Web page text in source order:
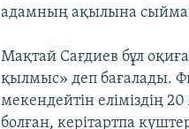
адамның ақылына
Мақтай Сағдиев бұл
қылмыс» деп бағалады.
мекендейтін еліміздің
болған, керітартпа